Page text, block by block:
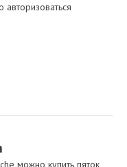
можно купить пяток